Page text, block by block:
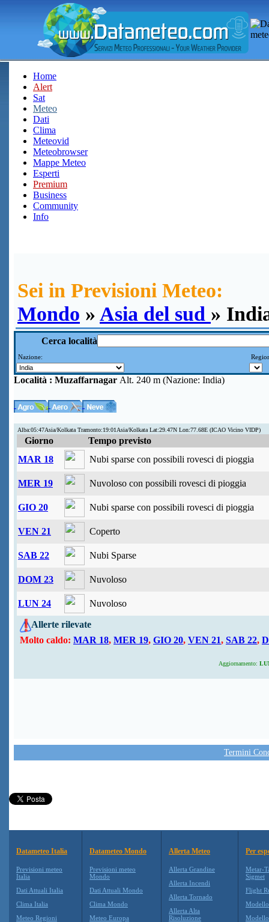
Home
Alert
Sat
Meteo
Dati
Clima
Meteovid
Meteobrowser
Mappe Meteo
Esperti
Premium
Business
Community
Info
Sei in Previsioni Meteo:
Mondo » Asia del sud »
Cerca località
Nazione:
Località : Muzaffarnagar Alt. 240 m (Nazione: India)
Alba:05:47Asia/Kolkata Tramonto:19:01Asia/Kolkata Lat:29.47N Lon:77.68E (ICAO Vicino VIDP)
Giorno
Tempo previsto
MAR 18
Nubi sparse con possibili rovesci di pioggia
MER 19 Nuvoloso con possibili rovesci di pioggia
GIO 20 Nubi sparse con possibili rovesci di pioggia
VEN 21 Coperto
SAB 22 Nubi Sparse
DOM 23 Nuvoloso
LUN 24 Nuvoloso
Allerte rilevate
Molto caldo: MAR 18, MER 19, GIO 20, VEN 21, SAB 22,
Aggiornamento:
Termini
Datameteo Italia
Previsioni meteo
Italia
Dati Attuali Italia
Clima Italia
Meteo Regioni
Datameteo Mondo
Previsioni meteo
Mondo
Dati Attuali Mondo
Clima Mondo
Meteo Europa
Allerta Meteo
Allerta Grandine
Allerta Incendi
Allerta Tornado
Allerta Alta
Risoluzione
Per
Metar-
Sigmet
Flight